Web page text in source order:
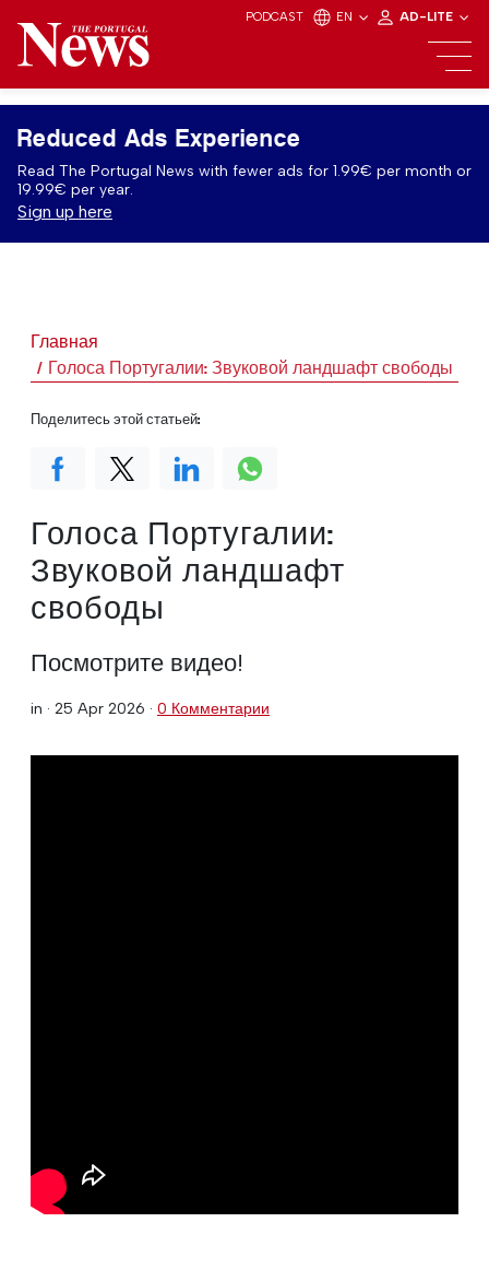
PODCAST EN AD-LITE
Reduced Ads Experience
Read The Portugal News with fewer ads for 1.99€ per month or
19.99€ per year.
Sign up here
Главная
Голоса Португалии: Звуковой ландшафт свободы
Голоса Португалии:
Звуковой ландшафт
свободы
Посмотрите видео!
in · 25 Apr 2026 · 0 Комментарии
Поделитесь этой статьей: